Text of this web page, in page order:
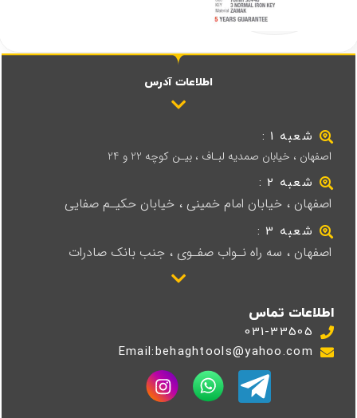
اطلاعات آدرس
شعبه 1 :
اصفهان ، خیابان صمدیه لبـاف ، بیـن کوچه 22 و 24
شعبه 2 :
اصفهان ، خیابان امام خمینی ، خیابان حکیـم صفایی
شعبه 3 :
اصفهان ، سه راه نـواب صفـوی ، جنب بانک صادرات
اطلاعات تماس
031-33505
Email:behaghtools@yahoo.com